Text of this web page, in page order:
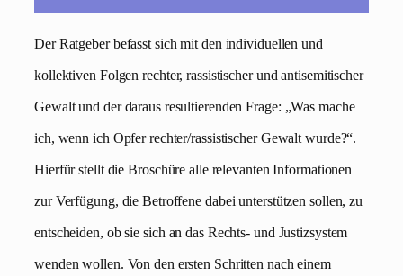
Der Ratgeber befasst sich mit den individuellen und
kollektiven Folgen rechter, rassistischer und antisemitischer
Gewalt und der daraus resultierenden Frage: „Was mache
ich, wenn ich Opfer rechter/rassistischer Gewalt wurde?“.
Hierfür stellt die Broschüre alle relevanten Informationen
zur Verfügung, die Betroffene dabei unterstützen sollen, zu
entscheiden, ob sie sich an das Rechts- und Justizsystem
wenden wollen. Von den ersten Schritten nach einem